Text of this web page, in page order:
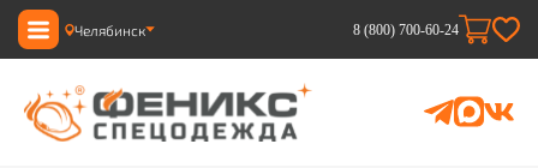
Челябинск 8 (800) 700-60-24